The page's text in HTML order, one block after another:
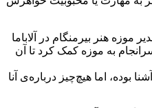
هنر بیرمنگام در آلاباما
به موزه کمک کرد تا آن
بوده، اما هیچ‌چیز درباره‌ی آنا